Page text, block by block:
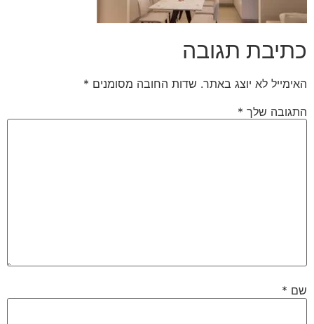
כתיבת תגובה
האימייל לא יוצג באתר. שדות החובה מסומנים *
התגובה שלך *
שם *